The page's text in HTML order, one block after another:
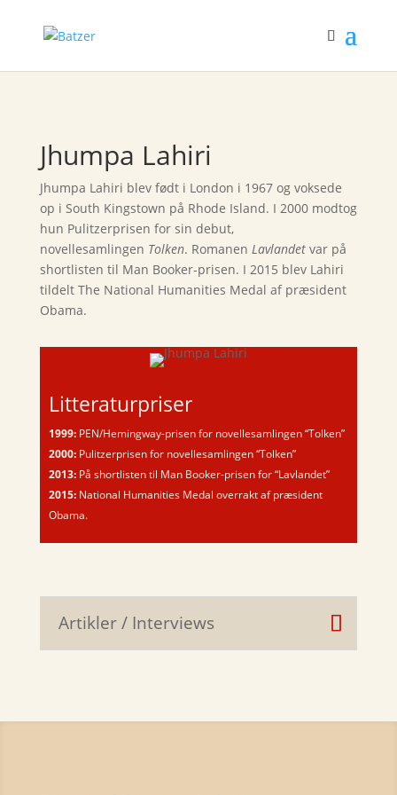
Jhumpa Lahiri
Jhumpa Lahiri blev født i London i 1967 og voksede
op i South Kingstown på Rhode Island. I 2000 modtog
hun Pulitzerprisen for sin debut,
novellesamlingen Tolken. Romanen Lavlandet var på
shortlisten til Man Booker-prisen. I 2015 blev Lahiri
tildelt The National Humanities Medal af præsident
Obama.
Litteraturpriser
1999:PEN/Hemingway-prisen for novellesamlingen “Tolken”
2000:Pulitzerprisen for novellesamlingen “Tolken”
2013:På shortlisten til Man Booker-prisen for “Lavlandet”
2015:National Humanities Medal overrakt af præsident
Obama.
Artikler / Interviews